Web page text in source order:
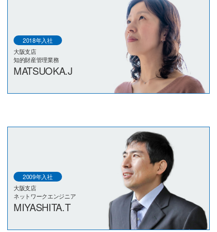
2018年入社
大阪支店
知的財産管理業務
MATSUOKA.J
2009年入社
大阪支店
ネットワークエンジニア
MIYASHITA.T